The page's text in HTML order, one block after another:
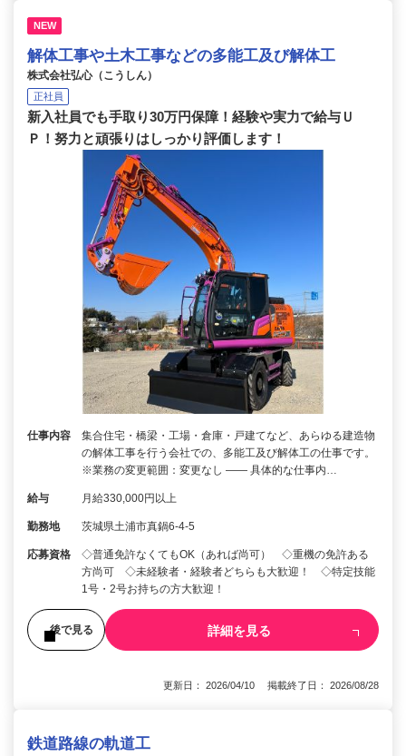
NEW
解体工事や土木工事などの多能工及び解体工
株式会社弘心（こうしん）
正社員
新入社員でも手取り30万円保障！経験や実力で給与Ｕ
Ｐ！努力と頑張りはしっかり評価します！
仕事内容
集合住宅・橋梁・工場・倉庫・戸建てなど、あらゆる建造物
の解体工事を行う会社での、多能工及び解体工の仕事です。
※業務の変更範囲：変更なし ―― 具体的な仕事内…
給与 月給330,000円以上
勤務地 茨城県土浦市真鍋6-4-5
応募資格
◇普通免許なくてもOK（あれば尚可） ◇重機の免許ある
方尚可 ◇未経験者・経験者どちらも大歓迎！ ◇特定技能
1号・2号お持ちの方大歓迎！
後で見る 詳細を見る
更新日： 2026/04/10 掲載終了日： 2026/08/28
鉄道路線の軌道工